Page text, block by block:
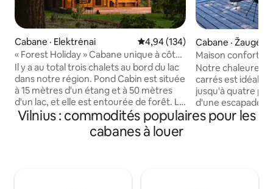
Cabane · Elektrėnai Note moyenne de 4,94 sur 5,
4,94 (134)
« Forest Holiday » Cabane unique à côté
du lac
Il y a au total trois chalets au bord du lac
dans notre région. Pond Cabin est située
à 15 mètres d'un étang et à 50 mètres
d'un lac, et elle est entourée de forêt. Le
chalet est équipé de toutes les
commodités nécessaires. Vous pouvez
également profiter d'un barbecue au
Cabane ·
Maison
Smilga
Notre chaleureux
carrés est idéal
jusqu'à quatre
d'une escapade
vous trouverez
repas, un lit
Vilnius : commodités populaires pour les
cabanes à louer